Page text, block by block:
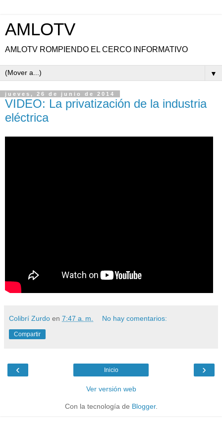
AMLOTV
AMLOTV ROMPIENDO EL CERCO INFORMATIVO
▼
jueves, 26 de junio de 2014
VIDEO: La privatización de la industria
eléctrica
Colibrí Zurdo en 7:47 a. m. No hay comentarios:
Compartir
‹ ›
Inicio
Ver versión web
Con la tecnología de Blogger.